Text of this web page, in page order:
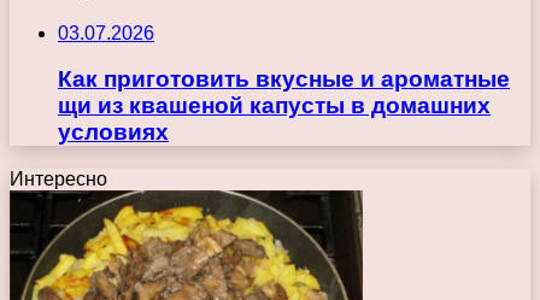
03.07.2026
Как приготовить вкусные и ароматные
щи из квашеной капусты в домашних
условиях
Интересно